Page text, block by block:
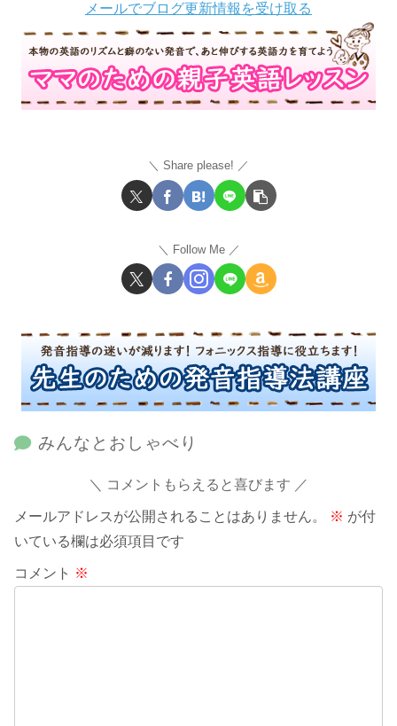
メールでブログ更新情報を受け取る
Share please!
Follow Me
みんなとおしゃべり
コメントもらえると喜びます
メールアドレスが公開されることはありません。 ※ が付
いている欄は必須項目です
コメント ※